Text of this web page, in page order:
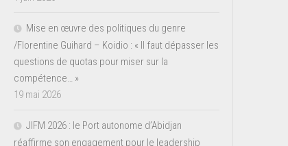
Mise en œuvre des politiques du genre
/Florentine Guihard – Koidio : « Il faut dépasser les
questions de quotas pour miser sur la
compétence… »
19 mai 2026
JIFM 2026 : le Port autonome d’Abidjan
réaffirme son engagement pour le leadership